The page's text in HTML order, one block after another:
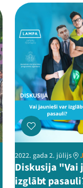
2022. gada 2. jūlijs
Diskusija "Vai
izglābt